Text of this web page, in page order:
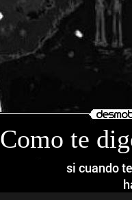
Como te
si cuando